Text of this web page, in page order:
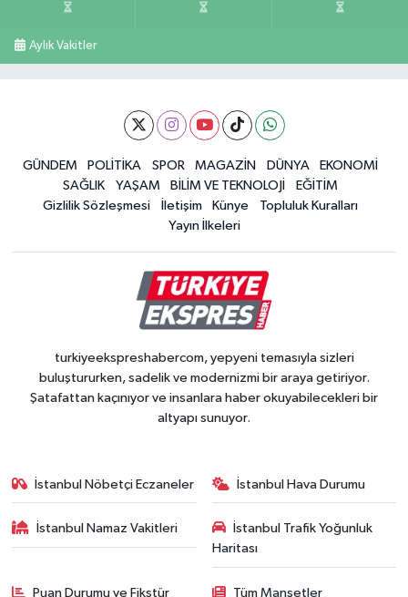
Aylık Vakitler
GÜNDEM POLİTİKA SPOR MAGAZİN DÜNYA
EKONOMİ
SAĞLIK
YAŞAM BİLİM VE TEKNOLOJİ
EĞİTİM
Gizlilik Sözleşmesi
İletişim Künye
Topluluk Kuralları
Yayın İlkeleri
turkiyeekspreshabercom, yepyeni temasıyla sizleri
buluştururken, sadelik ve modernizmi bir araya getiriyor.
Şatafattan kaçınıyor ve insanlara haber okuyabilecekleri bir
altyapı sunuyor.
İstanbul Nöbetçi Eczaneler İstanbul Hava Durumu
İstanbul Namaz Vakitleri
İstanbul Trafik Yoğunluk
Haritası
Puan Durumu ve Fikstür Tüm Manşetler